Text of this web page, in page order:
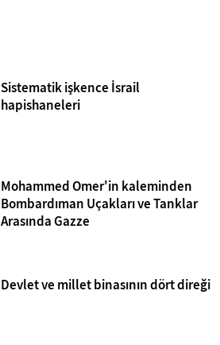
Sistematik işkence İsrail
hapishaneleri
Mohammed Omer'in kaleminden
Bombardıman Uçakları ve Tanklar
Arasında Gazze
Devlet ve millet binasının dört direği